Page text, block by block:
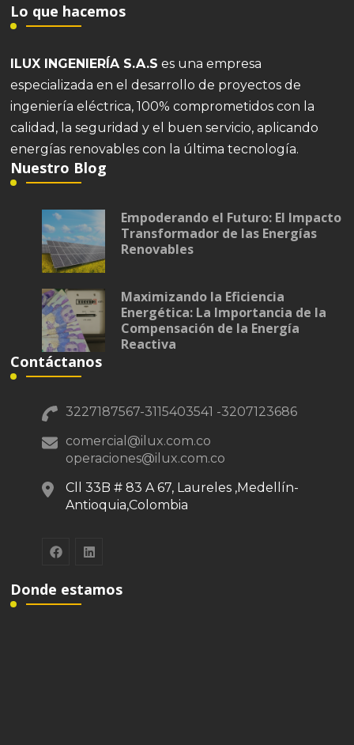
Lo que hacemos
ILUX INGENIERÍA S.A.S es una empresa
especializada en el desarrollo de proyectos de
ingeniería eléctrica, 100% comprometidos con la
calidad, la seguridad y el buen servicio, aplicando
energías renovables con la última tecnología.
Nuestro Blog
Empoderando el Futuro: El Impacto
Transformador de las Energías
Renovables
Maximizando la Eficiencia
Energética: La Importancia de la
Compensación de la Energía
Reactiva
Contáctanos
3227187567-3115403541 -3207123686
comercial@ilux.com.co
operaciones@ilux.com.co
Cll 33B # 83 A 67, Laureles ,Medellín-
Antioquia,Colombia
Donde estamos